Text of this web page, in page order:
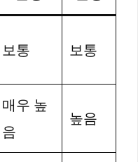
보통 보통
매우 높
음
높음